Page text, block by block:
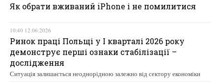
Як обрати вживаний iPhone і не помилитися
10:40 12.06.2026
Ринок праці Польщі у І кварталі 2026 року
демонструє перші ознаки стабілізації –
дослідження
Ситуація залишається неоднорідною залежно від сектору економіки